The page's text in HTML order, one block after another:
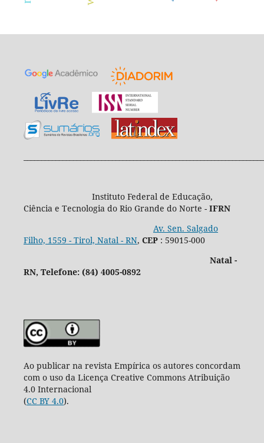
Instituto Federal de Educação,
Ciência e Tecnologia do Rio Grande do Norte - IFRN
Av. Sen. Salgado
Filho, 1559 - Tirol, Natal - RN, CEP: 59015-000
Natal -
RN, Telefone: (84) 4005-0892
Ao publicar na revista Empírica os autores concordam
com o uso da Licença Creative Commons Atribuição
4.0 Internacional
(CC BY 4.0).